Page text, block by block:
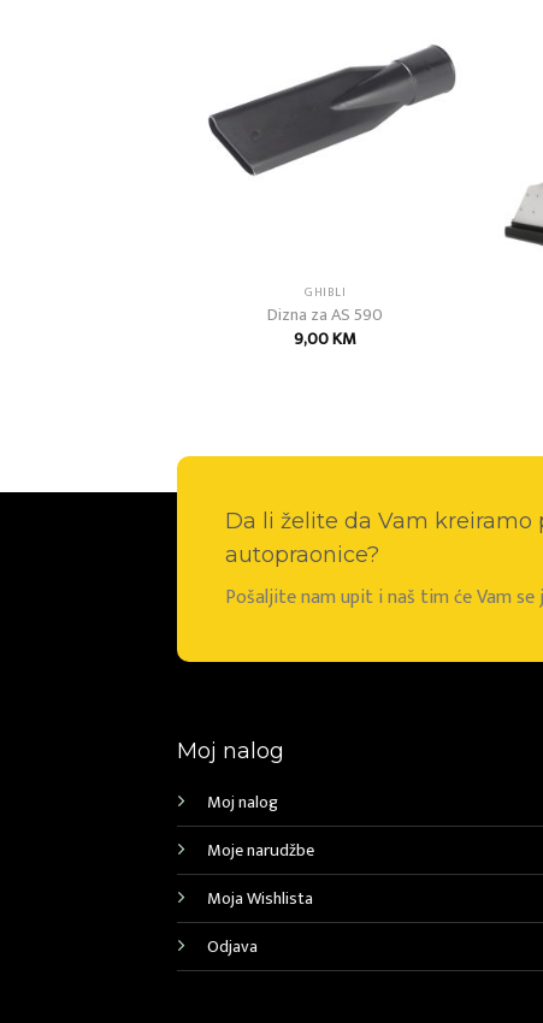
Add to
wishlist
GHIBLI
Dizna za AS 590
9,00KM
Da li želite da Vam
autopraonice?
Pošaljite nam upit i naš tim će Vam
Moj nalog
Moj nalog
Moje narudžbe
Moja Wishlista
Odjava